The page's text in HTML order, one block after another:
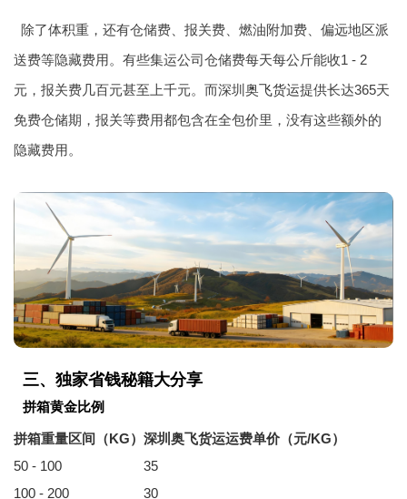
除了体积重，还有仓储费、报关费、燃油附加费、偏远地区派
送费等隐藏费用。有些集运公司仓储费每天每公斤能收1 - 2
元，报关费几百元甚至上千元。而深圳 奥飞货运提供长达365天
免费仓储期，报关等费用都包含在全包价里，没有这些额外的
隐藏费用。
三、独家省钱秘籍大分享
拼箱黄金比例
拼箱重量区间（KG） 深圳奥飞货运运费单价（元/KG）
50 - 100
35
100 - 200
30